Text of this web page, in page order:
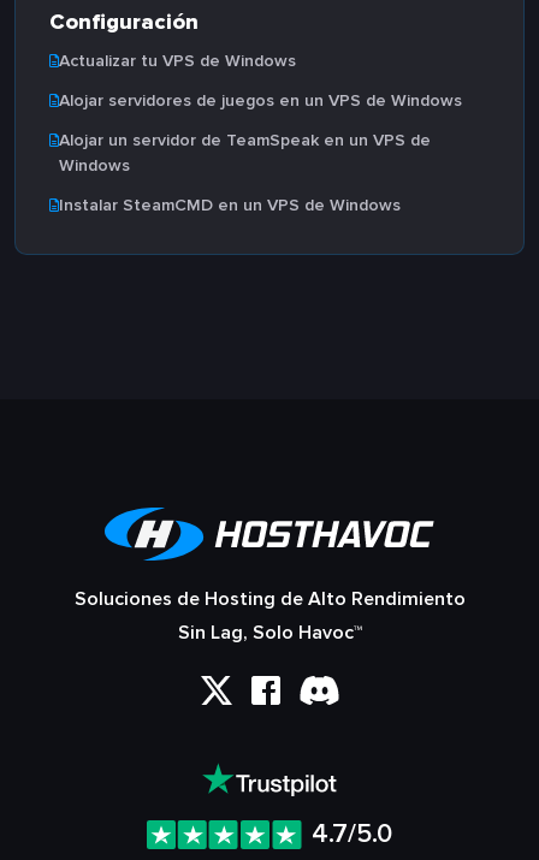
Configuración
Actualizar tu VPS de Windows
Alojar servidores de juegos en un VPS de Windows
Alojar un servidor de TeamSpeak en un VPS de
Windows
Instalar SteamCMD en un VPS de Windows
Soluciones de Hosting de Alto Rendimiento
Sin Lag, Solo Havoc™
4.7/5.0